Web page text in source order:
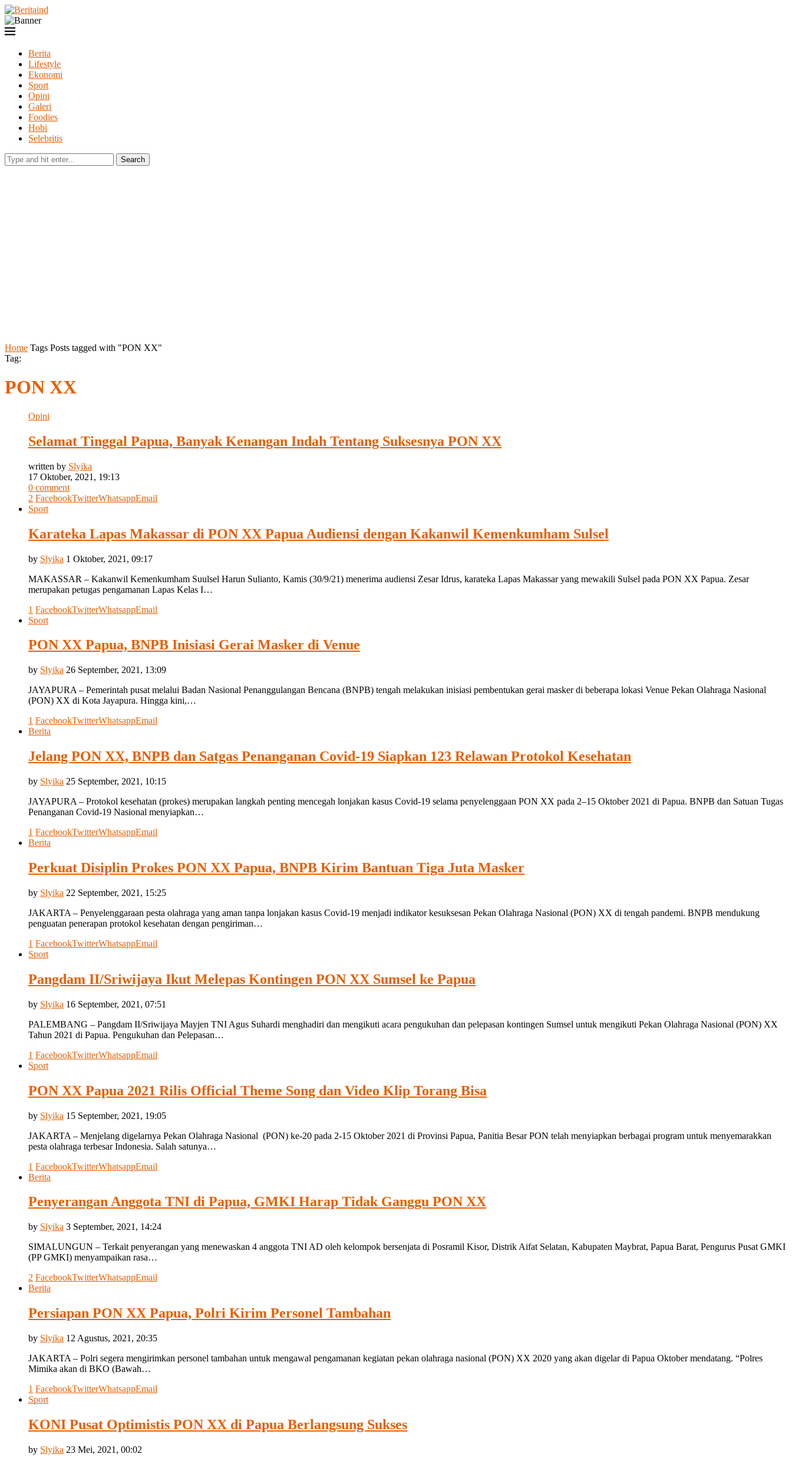
Berita
Lifestyle
Ekonomi
Sport
Opini
Galeri
Foodies
Hobi
Selebritis
Search
Home Tags Posts tagged with "PON XX"
Tag:
PON XX
Opini
Selamat Tinggal Papua, Banyak Kenangan Indah Tentang Suksesnya PON XX
written by Slyika
17 Oktober, 2021, 19:13
0 comment
2 FacebookTwitterWhatsappEmail
Sport
Karateka Lapas Makassar di PON XX Papua Audiensi dengan Kakanwil Kemenkumham Sulsel
by Slyika 1 Oktober, 2021, 09:17
MAKASSAR – Kakanwil Kemenkumham Suulsel Harun Sulianto, Kamis (30/9/21) menerima audiensi Zesar Idrus, karateka Lapas Makassar yang mewakili Sulsel pada PON XX Papua. Zesar
merupakan petugas pengamanan Lapas Kelas I…
1 FacebookTwitterWhatsappEmail
Sport
PON XX Papua, BNPB Inisiasi Gerai Masker di Venue
by Slyika 26 September, 2021, 13:09
JAYAPURA – Pemerintah pusat melalui Badan Nasional Penanggulangan Bencana (BNPB) tengah melakukan inisiasi pembentukan gerai masker di beberapa lokasi Venue Pekan Olahraga Nasional
(PON) XX di Kota Jayapura. Hingga kini,…
1 FacebookTwitterWhatsappEmail
Berita
Jelang PON XX, BNPB dan Satgas Penanganan Covid-19 Siapkan 123 Relawan Protokol Kesehatan
by Slyika 25 September, 2021, 10:15
JAYAPURA – Protokol kesehatan (prokes) merupakan langkah penting mencegah lonjakan kasus Covid-19 selama penyelenggaan PON XX pada 2–15 Oktober 2021 di Papua. BNPB dan Satuan Tugas
Penanganan Covid-19 Nasional menyiapkan…
1 FacebookTwitterWhatsappEmail
Berita
Perkuat Disiplin Prokes PON XX Papua, BNPB Kirim Bantuan Tiga Juta Masker
by Slyika 22 September, 2021, 15:25
JAKARTA – Penyelenggaraan pesta olahraga yang aman tanpa lonjakan kasus Covid-19 menjadi indikator kesuksesan Pekan Olahraga Nasional (PON) XX di tengah pandemi. BNPB mendukung
penguatan penerapan protokol kesehatan dengan pengiriman…
1 FacebookTwitterWhatsappEmail
Sport
Pangdam II/Sriwijaya Ikut Melepas Kontingen PON XX Sumsel ke Papua
by Slyika 16 September, 2021, 07:51
PALEMBANG – Pangdam II/Sriwijaya Mayjen TNI Agus Suhardi menghadiri dan mengikuti acara pengukuhan dan pelepasan kontingen Sumsel untuk mengikuti Pekan Olahraga Nasional (PON) XX
Tahun 2021 di Papua. Pengukuhan dan Pelepasan…
1 FacebookTwitterWhatsappEmail
Sport
PON XX Papua 2021 Rilis Official Theme Song dan Video Klip Torang Bisa
by Slyika 15 September, 2021, 19:05
JAKARTA – Menjelang digelarnya Pekan Olahraga Nasional (PON) ke-20 pada 2-15 Oktober 2021 di Provinsi Papua, Panitia Besar PON telah menyiapkan berbagai program untuk menyemarakkan
pesta olahraga terbesar Indonesia. Salah satunya…
1 FacebookTwitterWhatsappEmail
Berita
Penyerangan Anggota TNI di Papua, GMKI Harap Tidak Ganggu PON XX
by Slyika 3 September, 2021, 14:24
SIMALUNGUN – Terkait penyerangan yang menewaskan 4 anggota TNI AD oleh kelompok bersenjata di Posramil Kisor, Distrik Aifat Selatan, Kabupaten Maybrat, Papua Barat, Pengurus Pusat GMKI
(PP GMKI) menyampaikan rasa…
2 FacebookTwitterWhatsappEmail
Berita
Persiapan PON XX Papua, Polri Kirim Personel Tambahan
by Slyika 12 Agustus, 2021, 20:35
JAKARTA – Polri segera mengirimkan personel tambahan untuk mengawal pengamanan kegiatan pekan olahraga nasional (PON) XX 2020 yang akan digelar di Papua Oktober mendatang. “Polres
Mimika akan di BKO (Bawah…
1 FacebookTwitterWhatsappEmail
Sport
KONI Pusat Optimistis PON XX di Papua Berlangsung Sukses
by Slyika 23 Mei, 2021, 00:02